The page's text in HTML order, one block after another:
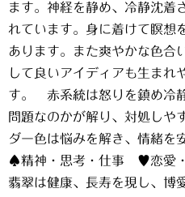
ます。神経を静め、冷静沈着
れています。身に着けて瞑想
あります。また爽やかな色合
して良いアイディアも生まれ
す。 赤系統は怒りを鎮め冷
問題なのかが解り、対処し
ダー色は悩みを解き、情緒を
♠精神・思考・仕事 ♥恋愛
翡翠は健康、長寿を現し、博